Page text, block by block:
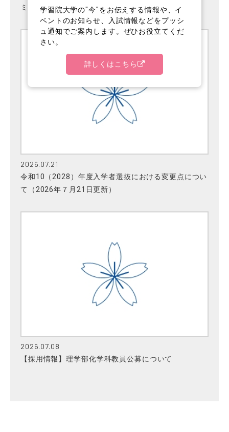
ミッションセンター）
2026.07.21
令和10（2028）年度入学者選抜における変更点につい
て（2026年７月21日更新）
2026.07.08
【採用情報】理学部化学科教員公募について
学習院大学の"今"をお伝えする情報や、イ
ベントのお知らせ、入試情報などをプッシ
ュ通知でご案内します。ぜひお役立てくだ
さい。
詳しくはこちら